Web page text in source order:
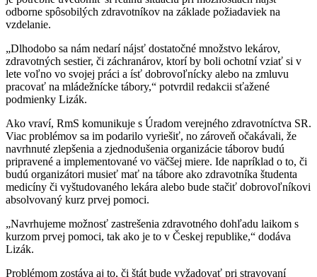
odborne spôsobilých zdravotníkov na základe požiadaviek na
vzdelanie.
„Dlhodobo sa nám nedarí nájsť dostatočné množstvo lekárov,
zdravotných sestier, či záchranárov, ktorí by boli ochotní vziať si v
lete voľno vo svojej práci a ísť dobrovoľnícky alebo na zmluvu
pracovať na mládežnícke tábory,“ potvrdil redakcii sťažené
podmienky Lizák.
Ako vraví, RmS komunikuje s Úradom verejného zdravotníctva SR.
Viac problémov sa im podarilo vyriešiť, no zároveň očakávali, že
navrhnuté zlepšenia a zjednodušenia organizácie táborov budú
pripravené a implementované vo väčšej miere. Ide napríklad o to, či
budú organizátori musieť mať na tábore ako zdravotníka študenta
medicíny či vyštudovaného lekára alebo bude stačiť dobrovoľníkovi
absolvovaný kurz prvej pomoci.
„Navrhujeme možnosť zastrešenia zdravotného dohľadu laikom s
kurzom prvej pomoci, tak ako je to v Českej republike,“ dodáva
Lizák.
Problémom zostáva aj to, či štát bude vyžadovať pri stravovaní